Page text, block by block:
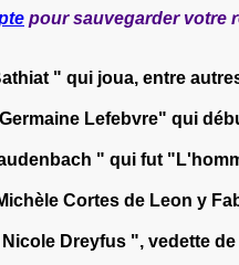
pour sauvegarder votre
" qui joua, entre
Lefebvre" qui
" qui fut
Cortes de Leon y
Dreyfus ", vedette